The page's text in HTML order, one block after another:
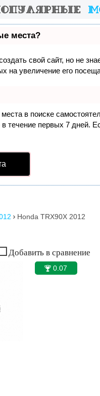
места?
свой сайт, но не
на увеличение его
в поиске
течение первых 7 дней.
 Honda TRX90X 2012
Добавить в сравнение
🏆 0.07